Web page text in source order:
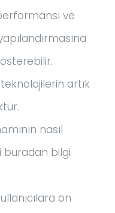
ve
artık
nasıl
buradan bilgi
ön